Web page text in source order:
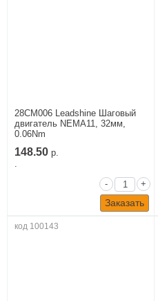
28CM006 Leadshine Шаговый
двигатель NEMA11, 32мм,
0.06Nm
148.50 р.
.
-
+
Заказать
код 100143